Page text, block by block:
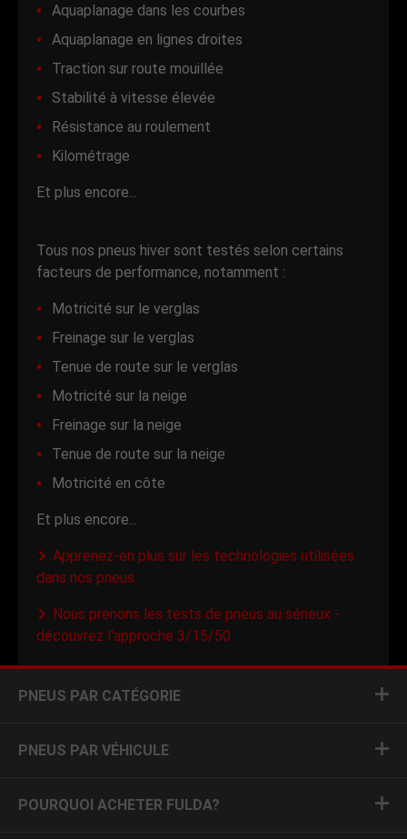
Aquaplanage dans les courbes
Aquaplanage en lignes droites
Traction sur route mouillée
Stabilité à vitesse élevée
Résistance au roulement
Kilométrage
Et plus encore...
Tous nos pneus hiver sont testés selon certains
facteurs de performance, notamment :
Motricité sur le verglas
Freinage sur le verglas
Tenue de route sur le verglas
Motricité sur la neige
Freinage sur la neige
Tenue de route sur la neige
Motricité en côte
Et plus encore...
Apprenez-en plus sur les technologies utilisées
dans nos pneus
Nous prenons les tests de pneus au sérieux -
découvrez l'approche 3/15/50
PNEUS PAR CATÉGORIE
PNEUS PAR VÉHICULE
POURQUOI ACHETER FULDA?